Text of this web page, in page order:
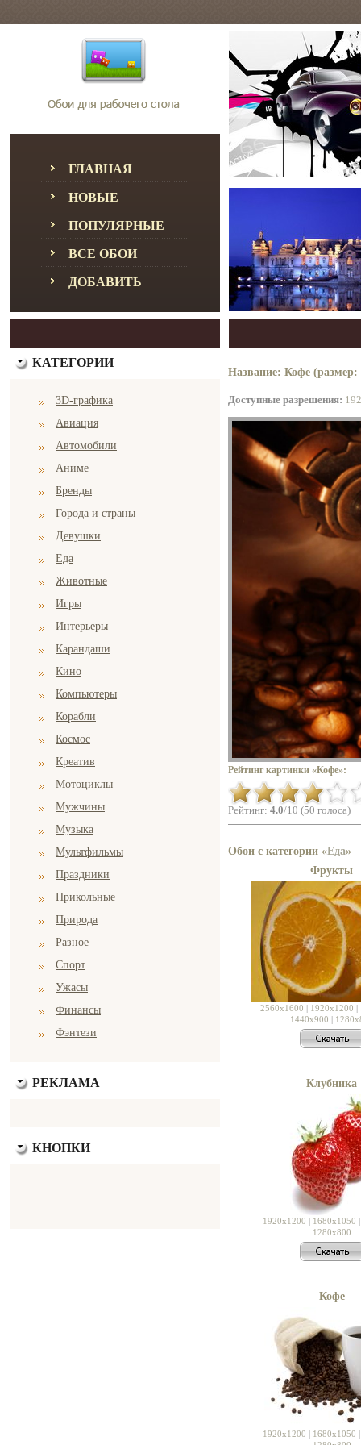
ГЛАВНАЯ
НОВЫЕ
ПОПУЛЯРНЫЕ
ВСЕ ОБОИ
ДОБАВИТЬ
КАТЕГОРИИ
3D-графика
Авиация
Автомобили
Аниме
Бренды
Города и страны
Девушки
Еда
Животные
Игры
Интерьеры
Карандаши
Кино
Компьютеры
Корабли
Космос
Креатив
Мотоциклы
Мужчины
Музыка
Мультфильмы
Праздники
Прикольные
Природа
Разное
Спорт
Ужасы
Финансы
Фэнтези
РЕКЛАМА
КНОПКИ
Название: Кофе (размер:
Доступные разрешения:
Рейтинг картинки «Кофе»:
Рейтинг: 4.0/10 (50 голоса)
Обои с категории «Еда»
Фрукты
2560x1600 | 1920x1200 |
1440x900 |
Клубника
1920x1200 | 1680x1050
1280x800
Кофе
1920x1200 | 1680x1050